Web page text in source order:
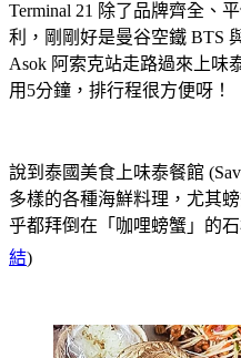
Terminal 21 除了品牌齊全、
利，剛剛好是曼谷空鐵 BTS
Asok 阿索克站走路過來上味
用5分鐘，排行程很方便呀！
說到泰國美食上味泰餐館
多樣的各種海鮮料理，尤其
乎都拜倒在「咖哩螃蟹」的
結)